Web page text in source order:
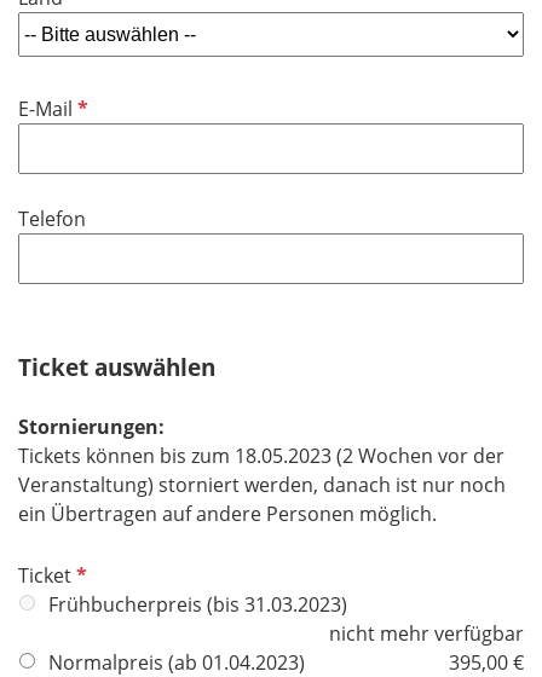
E-Mail P
c
t
l
Telefon
Ticket auswählen
Stornierungen:
Tickets können bis zum 18.05.2023 (2 Wochen vor der
Veranstaltung) storniert werden, danach ist nur noch
ein Übertragen auf andere Personen möglich.
TicketP
f
i
Frühbucherpreis (bis 31.03.2023)
nicht mehr verfügbar
Normalpreis (ab 01.04.2023)
395,00 €